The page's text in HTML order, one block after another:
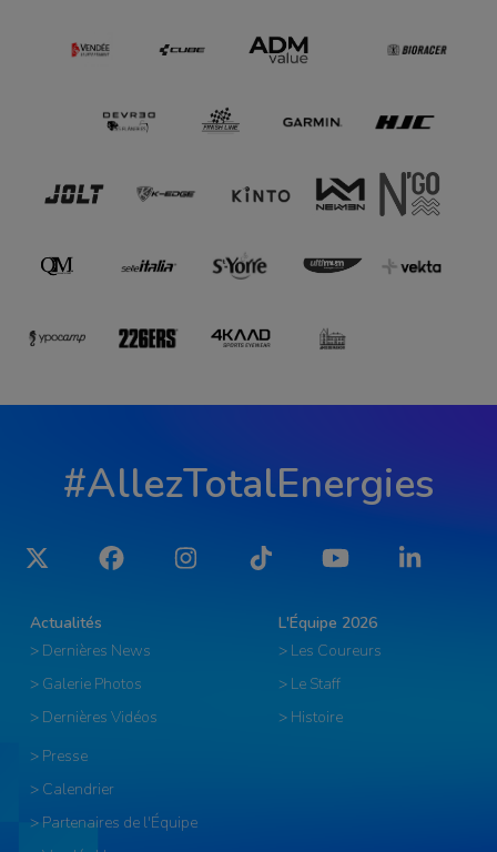
#AllezTotalEnergies
Twitter Facebook Instagram Tiktok YouTube LinkedIn
Actualités
> Dernières News
> Galerie Photos
> Dernières Vidéos
L'Équipe 2026
> Les Coureurs
> Le Staff
> Histoire
> Presse
> Calendrier
> Partenaires de l'Équipe